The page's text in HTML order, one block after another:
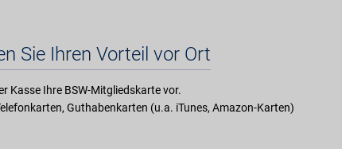
Sie Ihren Vorteil vor Ort
Kasse Ihre BSW-Mitgliedskarte vor.
Guthabenkarten (u.a. iTunes, Amazon-Karten)